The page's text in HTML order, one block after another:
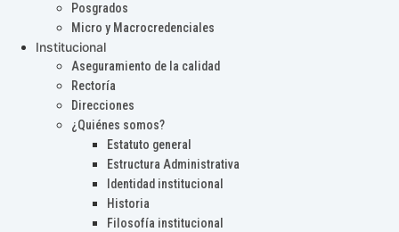
Posgrados
Micro y Macrocredenciales
Institucional
Aseguramiento de la calidad
Rectoría
Direcciones
¿Quiénes somos?
Estatuto general
Estructura Administrativa
Identidad institucional
Historia
Filosofía institucional